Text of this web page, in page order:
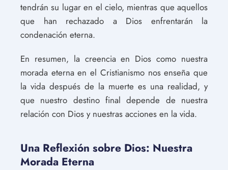
tendrán su lugar en el cielo, mientras que aquellos
que han rechazado a Dios enfrentarán la
condenación eterna.
En resumen, la creencia en Dios como nuestra
morada eterna en el Cristianismo nos enseña que
la vida después de la muerte es una realidad, y
que nuestro destino final depende de nuestra
relación con Dios y nuestras acciones en la vida.
Una Reflexión sobre Dios: Nuestra
Morada Eterna